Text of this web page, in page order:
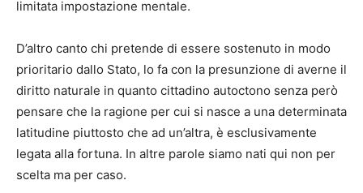
limitata impostazione mentale.
D’altro canto chi pretende di essere sostenuto in modo
prioritario dallo Stato, lo fa con la presunzione di averne il
diritto naturale in quanto cittadino autoctono senza però
pensare che la ragione per cui si nasce a una determinata
latitudine piuttosto che ad un’altra, è esclusivamente
legata alla fortuna. In altre parole siamo nati qui non per
scelta ma per caso.